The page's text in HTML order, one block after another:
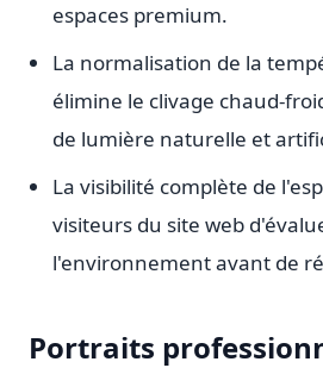
espaces premium.
La normalisation de la
élimine le clivage chaud-
de lumière naturelle et
La visibilité complète de
visiteurs du site web
l'environnement avant de
Portraits